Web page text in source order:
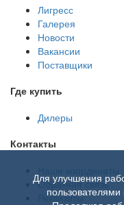
Лигресс
Галерея
Новости
Вакансии
Поставщики
Где купить
Дилеры
Контакты
Обратная связь
Реквизиты
Для улучшения